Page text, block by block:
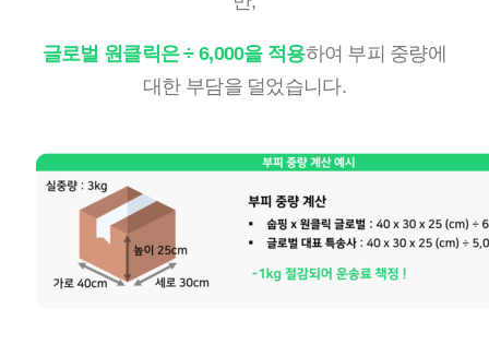
글로벌 원클릭은 ÷ 6,000을 적용하여 부피 중량에
대한 부담을 덜었습니다.